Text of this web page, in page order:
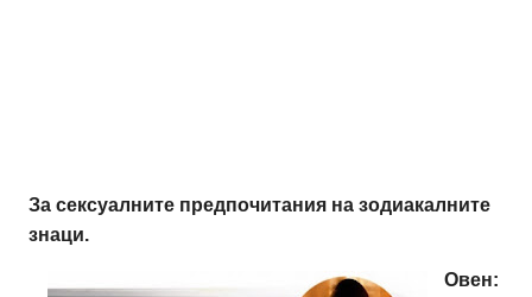
За сексуалните предпочитания на зодиакалните
знаци.
Овен: